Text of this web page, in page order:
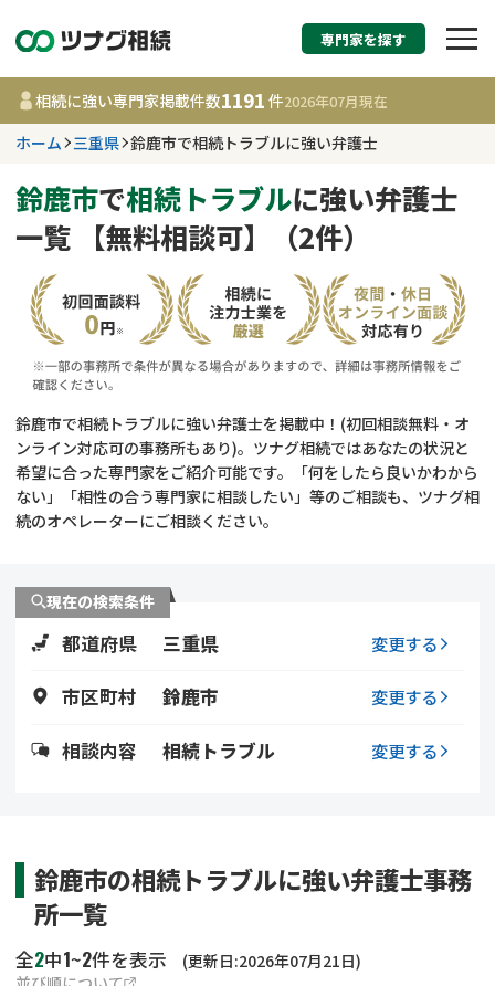
相続税申告・相続手
す
三重県
事務所 1191
相談内容で探す
相続登記
遺留分侵害額請求
相続人調査
コラム
相続手続き
相続登記
専門家を探す
相続に強い専門家掲載件数1191 件2026年07月現在
ホーム 三重県 鈴鹿市で相続トラブルに強い弁護士
鈴鹿市で相続トラブルに強い弁護士
一覧 【無料相談可】（2件）
鈴鹿市で相続トラブルに強い弁護士を掲載中！(初回相談無料・オ
ンライン対応可の事務所もあり)。ツナグ相続ではあなたの状況と
希望に合った専門家をご紹介可能です。「何をしたら良いかわから
ない」「相性の合う専門家に相談したい」等のご相談も、ツナグ相
続のオペレーターにご相談ください。
現在の検索条件
都道府県 三重県 変更する
市区町村 鈴鹿市 変更する
相談内容 相続トラブル 変更する
鈴鹿市の相続トラブルに強い弁護士事務
所一覧
全2中1~2件を表示
(更新日:2026年07月21日)